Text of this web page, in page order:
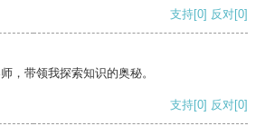
支持[0] 反对[0]
，带领我探索知识的奥秘。
支持[0] 反对[0]